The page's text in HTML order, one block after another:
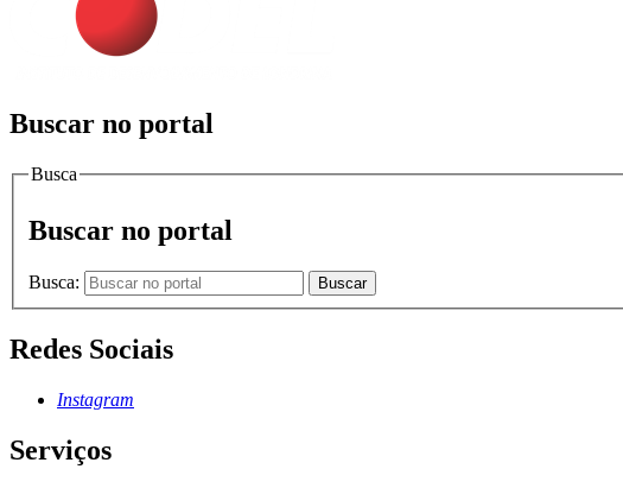
Buscar no portal
Busca
Buscar no portal
Busca: Buscar
Redes Sociais
Instagram
Serviços